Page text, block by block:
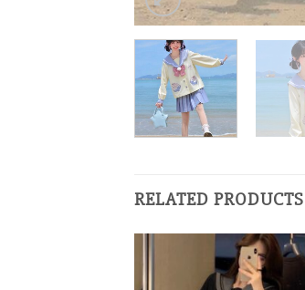
RELATED PRODUCTS